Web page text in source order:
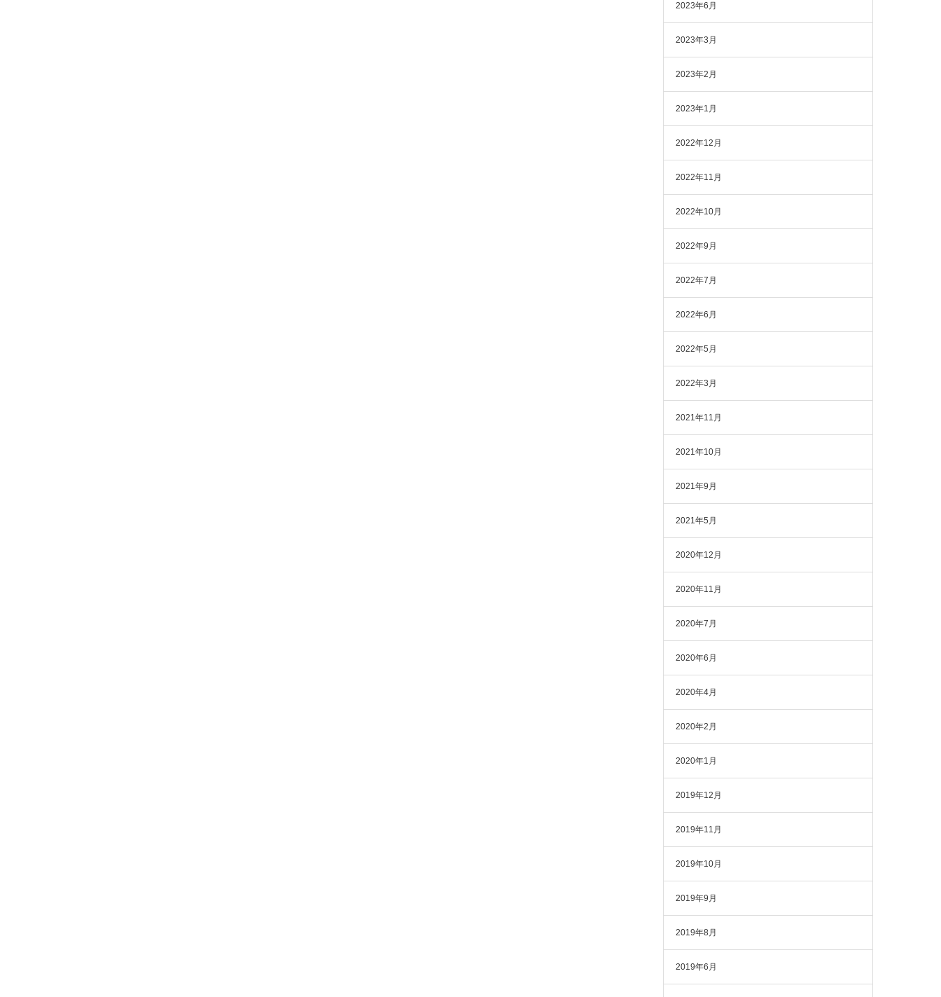
2023年6月
2023年3月
2023年2月
2023年1月
2022年12月
2022年11月
2022年10月
2022年9月
2022年7月
2022年6月
2022年5月
2022年3月
2021年11月
2021年10月
2021年9月
2021年5月
2020年12月
2020年11月
2020年7月
2020年6月
2020年4月
2020年2月
2020年1月
2019年12月
2019年11月
2019年10月
2019年9月
2019年8月
2019年6月